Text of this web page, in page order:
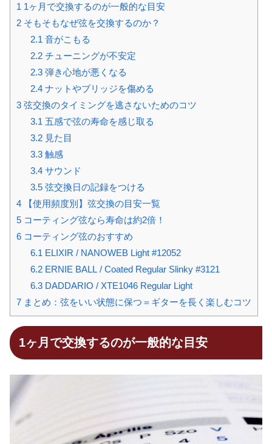
1 1ヶ月で交換するのが一般的な目安
2 そもそもなぜ弦を交換するのか？
2.1 音がこもる
2.2チューニングが不安定
2.3弾き心地が悪くなる
2.4ナットやブリッジを傷める
3 弦交換のタイミングを逃さないためのコツ
3.1 五感で弦の寿命を感じ取る
3.2見た目
3.3触感
3.4サウンド
3.5弦交換日の記録をつける
4 【使用頻度別】弦交換の目安一覧
5 コーティング弦なら寿命は約2倍！
6 コーティング弦のおすすめ
6.1 ELIXIR / NANOWEB Light #12052
6.2ERNIE BALL / Coated Regular Slinky #3121
6.3DADDARIO / XTE1046 Regular Light
7 まとめ：弦をいい状態に保つ＝ギターを長く楽しむコツ
1ヶ月で交換するのが一般的な目安